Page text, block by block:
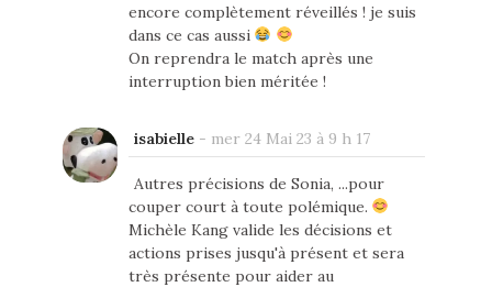
encore complètement réveillés ! je suis
dans ce cas aussi
On reprendra le match après une
interruption bien méritée !
isabielle- mer 24 Mai 23 à 9 h 17
Autres précisions de Sonia, ...pour
couper court à toute polémique.
Michèle Kang valide les décisions et
actions prises jusqu'à présent et sera
très présente pour aider au